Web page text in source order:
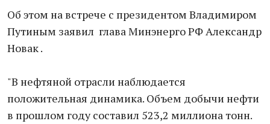
Об этом на встрече с президентом Владимиром
Путиным заявил глава Минэнерго РФ Александр
Новак .
"В нефтяной отрасли наблюдается
положительная динамика. Объем добычи нефти
в прошлом году составил 523,2 миллиона тонн.